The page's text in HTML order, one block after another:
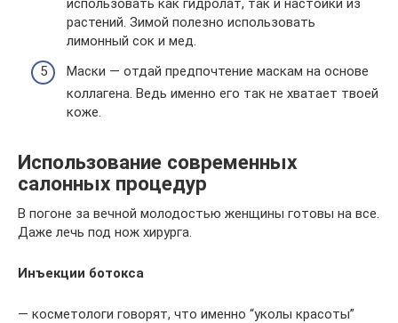
использовать как гидролат, так и настойки из
растений. Зимой полезно использовать
лимонный сок и мед.
Маски — отдай предпочтение маскам на основе
коллагена. Ведь именно его так не хватает твоей
коже.
Использование современных
салонных процедур
В погоне за вечной молодостью женщины готовы на все.
Даже лечь под нож хирурга.
Инъекции ботокса
— косметологи говорят, что именно “уколы красоты”